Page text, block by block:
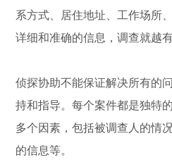
系方式、居住地址、工作场所
详细和准确的信息，调查就越
侦探协助不能保证解决所有的
持和指导。每个案件都是独特
多个因素，包括被调查人的情
的信息等。